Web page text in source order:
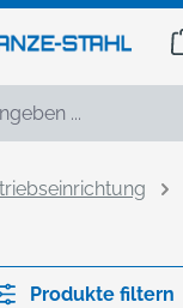
Produkte filtern